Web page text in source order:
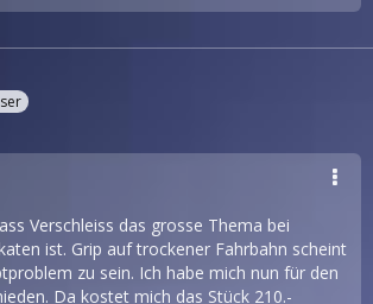
Verschleiss das grosse Thema bei
ist. Grip auf trockener Fahrbahn scheint
zu sein. Ich habe mich nun für den
Da kostet mich das Stück 210.-